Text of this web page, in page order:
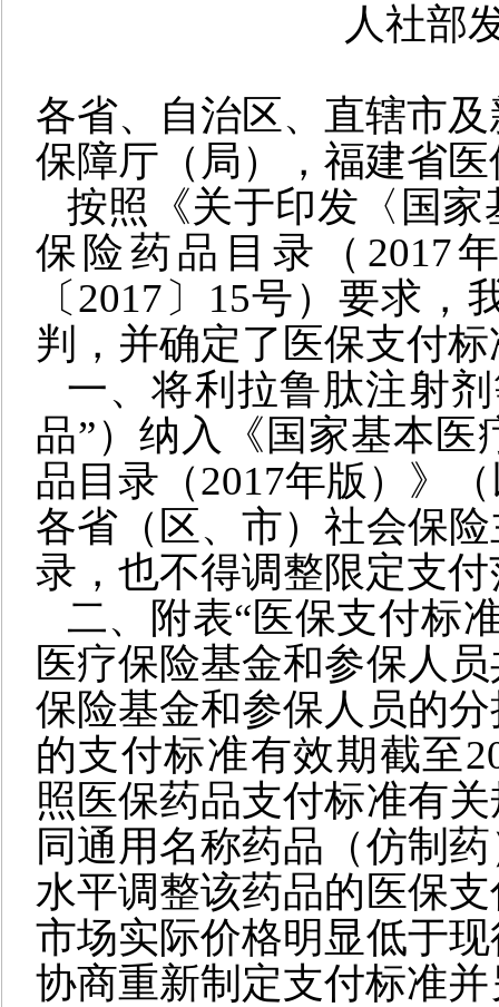
人社部
各省、自治区、直辖市
保障厅（局），福建省
按照《关于印发〈国
保险药品目录（2017
〔2017〕15号）要求
判，并确定了医保支付
一、将利拉鲁肽注射
品”）纳入《国家基本
品目录（2017年版）》
各省（区、市）社会保
录，也不得调整限定支
二、附表“医保支付标
医疗保险基金和参保人
保险基金和参保人员的
的支付标准有效期截至
照医保药品支付标准有
同通用名称药品（仿制
水平调整该药品的医保
市场实际价格明显低于
协商重新制定支付标准